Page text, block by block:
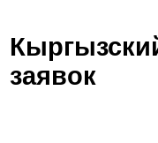
заявок